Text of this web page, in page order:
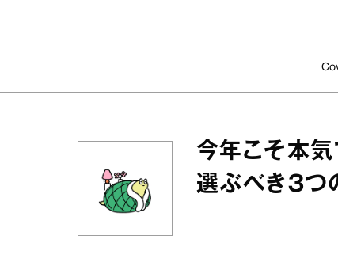
今年こそ本気
選ぶべき３つ